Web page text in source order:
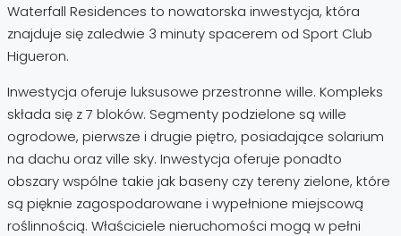
Waterfall Residences to nowatorska inwestycja, która
znajduje się zaledwie 3 minuty spacerem od Sport Club
Higueron.
Inwestycja oferuje luksusowe przestronne wille. Kompleks
składa się z 7 bloków. Segmenty podzielone są wille
ogrodowe, pierwsze i drugie piętro, posiadające solarium
na dachu oraz ville sky. Inwestycja oferuje ponadto
obszary wspólne takie jak baseny czy tereny zielone, które
są pięknie zagospodarowane i wypełnione miejscową
roślinnością. Właściciele nieruchomości mogą w pełni